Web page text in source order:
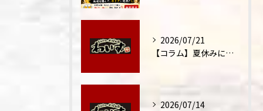
2026/07/21
【コラム】夏休みに家族外食が増える理由
2026/07/14